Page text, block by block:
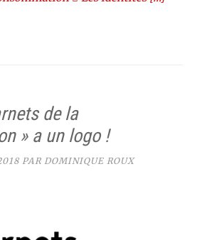
de la
» a un logo !
PAR DOMINIQUE ROUX